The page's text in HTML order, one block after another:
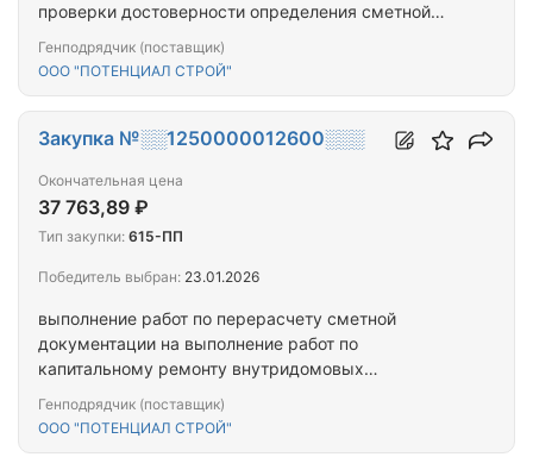
проверки достоверности определения сметной
ремонту внутридомовых инженерных систем
расположенном по адресу: Республика Тыва, г.
Кызыл, ул. Бухтуева, д. 1
Генподрядчик (поставщик)
ООО "ПОТЕНЦИАЛ СТРОЙ"
выполнение работ по перерасчету сметной
документации на выполнение работ по
капитальному ремонту внутридомовых
многоквартирного дома, расположенного по
Генподрядчик (поставщик)
ООО "ПОТЕНЦИАЛ СТРОЙ"
Закупка №░░1250000012600░░░
Окончательная цена
37 763,89 ₽
Тип закупки: 615-ПП
Победитель выбран: 23.01.2026